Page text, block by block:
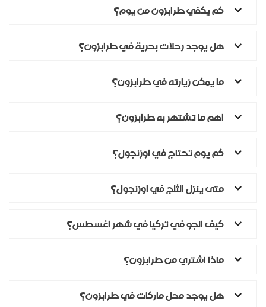
كم يكفي طرابزون من يوم؟
هل يوجد رحلات بحرية في طرابزون؟
ما يمكن زيارته في طرابزون؟
اهم ما تشتهر به طرابزون؟
كم يوم تحتاج في اوزنجول؟
متى ينزل الثلج في اوزنجول؟
كيف الجو في تركيا في شهر اغسطس؟
ماذا اشتري من طرابزون؟
هل يوجد محل ماركات في طرابزون؟